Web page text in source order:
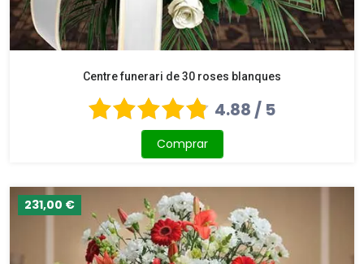
Centre funerari de 30 roses blanques
4.88 / 5
Comprar
231,00 €